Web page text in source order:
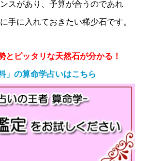
スがあり、予算が合うのであれ
手に入れておきたい稀少石です。
とピッタリな天然石が分かる！
」の算命学占いはこちら